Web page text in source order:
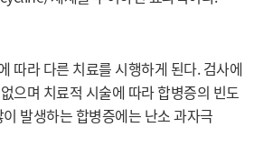
따라 다른 치료를 시행하게 된다. 검사에
으며 치료적 시술에 따라 합병증의 빈도
발생하는 합병증에는 난소 과자극